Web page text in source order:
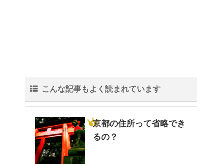
こんな記事もよく読まれています
京都の住所って省略でき
るの？